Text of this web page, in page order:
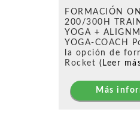
FORMACIÓN
200/300H
YOGA +
YOGA-COACH
la opción de
Rocket (Leer
Más